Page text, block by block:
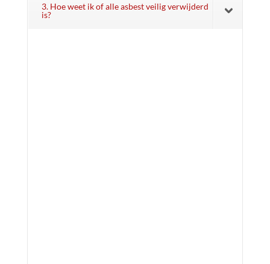
3. Hoe weet ik of alle asbest veilig verwijderd
is?